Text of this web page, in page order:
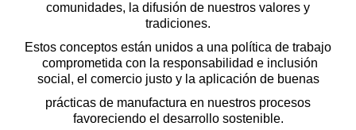
comunidades, la difusión de nuestros valores y
tradiciones.
Estos conceptos están unidos a una política de trabajo
comprometida con la responsabilidad e inclusión
social, el comercio justo y la aplicación de buenas
prácticas de manufactura en nuestros procesos
favoreciendo el desarrollo sostenible.